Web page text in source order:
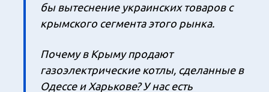
бы вытеснение украинских товаров с
крымского сегмента этого рынка.
Почему в Крыму продают
газоэлектрические котлы, сделанные в
Одессе и Харькове? У нас есть